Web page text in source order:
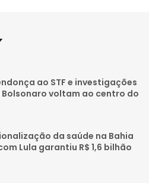
b
g
a
ao STF e investigações
voltam ao centro do
da saúde na Bahia
Lula garantiu R$ 1,6 bilhão